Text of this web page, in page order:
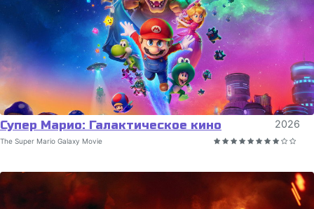
Супер Марио: Галактическое кино 2026
The Super Mario Galaxy Movie